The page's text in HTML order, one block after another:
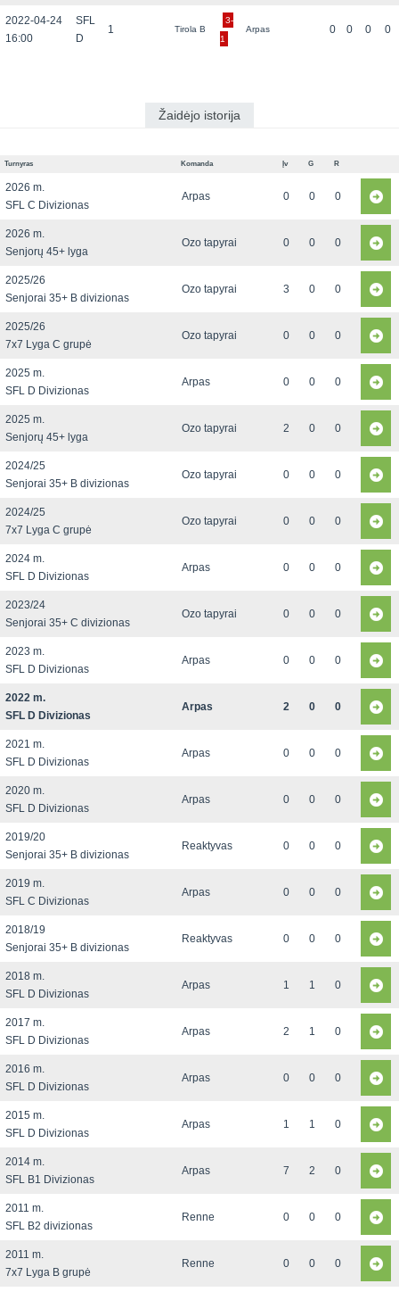
2022-04-24
16:00
SFL
D
1 Tirola B
3-
1
Arpas 0 0 0 0
Žaidėjo istorija
Turnyras Komanda Įv G R
2026 m.
SFL C Divizionas
Arpas 0 0 0
2026 m.
Senjorų 45+ lyga
Ozo tapyrai 0 0 0
2025/26
Senjorai 35+ B divizionas
Ozo tapyrai 3 0 0
2025/26
7x7 Lyga C grupė
Ozo tapyrai 0 0 0
2025 m.
SFL D Divizionas
Arpas 0 0 0
2025 m.
Senjorų 45+ lyga
Ozo tapyrai 2 0 0
2024/25
Senjorai 35+ B divizionas
Ozo tapyrai 0 0 0
2024/25
7x7 Lyga C grupė
Ozo tapyrai 0 0 0
2024 m.
SFL D Divizionas
Arpas 0 0 0
2023/24
Senjorai 35+ C divizionas
Ozo tapyrai 0 0 0
2023 m.
SFL D Divizionas
Arpas 0 0 0
2022 m.
SFL D Divizionas
Arpas 2 0 0
2021 m.
SFL D Divizionas
Arpas 0 0 0
2020 m.
SFL D Divizionas
Arpas 0 0 0
2019/20
Senjorai 35+ B divizionas
Reaktyvas 0 0 0
2019 m.
SFL C Divizionas
Arpas 0 0 0
2018/19
Senjorai 35+ B divizionas
Reaktyvas 0 0 0
2018 m.
SFL D Divizionas
Arpas 1 1 0
2017 m.
SFL D Divizionas
Arpas 2 1 0
2016 m.
SFL D Divizionas
Arpas 0 0 0
2015 m.
SFL D Divizionas
Arpas 1 1 0
2014 m.
SFL B1 Divizionas
Arpas 7 2 0
2011 m.
SFL B2 divizionas
Renne 0 0 0
2011 m.
7x7 Lyga B grupė
Renne 0 0 0